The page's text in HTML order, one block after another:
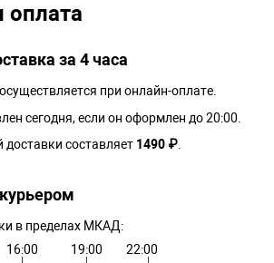
оплата
за 4 часа
при онлайн-оплате.
сегодня, если он оформлен до 20:00.
составляет 1490 ₽
в пределах МКАД:
16:00 19:00 22:00